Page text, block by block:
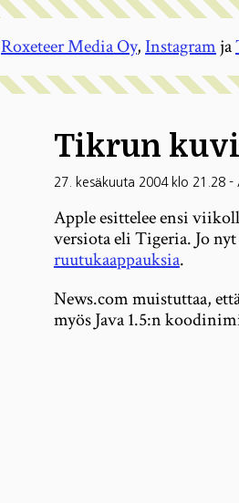
Tikrun
27. kesäkuuta 2004 klo 21.28-
Apple esittelee ensi
versiota eli Tigeria. Jo
ruutukaappauksia.
News.com muistuttaa,
myös Java 1.5:n
Roxeteer Media Oy,Instagramja